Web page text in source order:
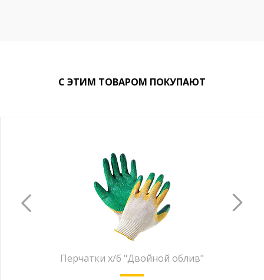
С ЭТИМ ТОВАРОМ ПОКУПАЮТ
Перчатки х/б "Двойной облив"